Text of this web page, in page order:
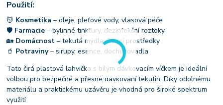
Použití:
💆 Kosmetika – oleje, pleťové vody, vlasová péče
🛡 Farmacie – bylinné tinktury, dezinfekční roztoky
🏡 Domácnost – tekutá mýdla, čisticí prostředky
🥤 Potraviny– sirupy, esence, dochucovadla
Tato čirá plastová lahvička s bílým dávkovacím víčkem je ideální
volbou pro bezpečné a přesné dávkování tekutin. Díky odolnému
materiálu a praktickému uzávěru je vhodná pro široké spektrum
využití